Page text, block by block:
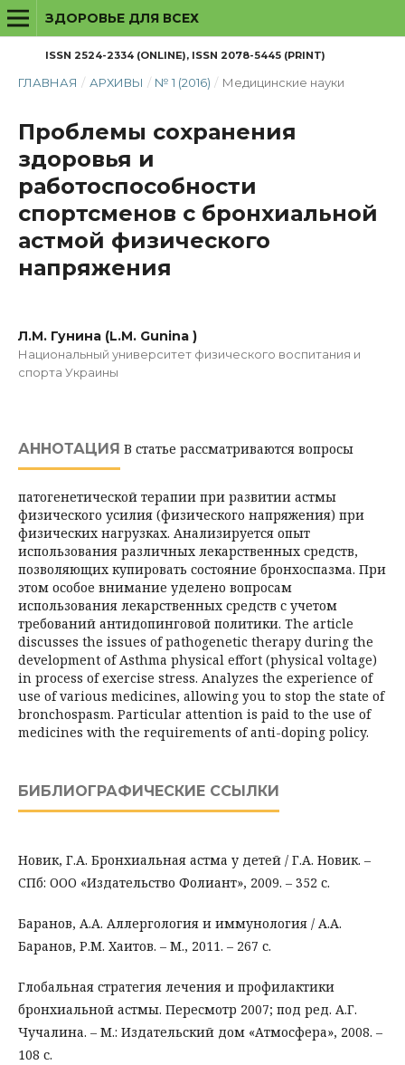
ЗДОРОВЬЕ ДЛЯ ВСЕХ
ISSN 2524-2334 (ONLINE), ISSN 2078-5445 (PRINT)
ГЛАВНАЯ / АРХИВЫ / № 1 (2016) / Медицинские науки
Проблемы сохранения
здоровья и
работоспособности
спортсменов с бронхиальной
астмой физического
напряжения
Л.М. Гунина (L.M. Gunina )
Национальный университет физического воспитания и
спорта Украины
АННОТАЦИЯ В статье рассматриваются вопросы
патогенетической терапии при развитии астмы
физического усилия (физического напряжения) при
физических нагрузках. Анализируется опыт
использования различных лекарственных средств,
позволяющих купировать состояние бронхоспазма. При
этом особое внимание уделено вопросам
использования лекарственных средств с учетом
требований антидопинговой политики. The article
discusses the issues of pathogenetic therapy during the
development of Asthma physical effort (physical voltage)
in process of exercise stress. Analyzes the experience of
use of various medicines, allowing you to stop the state of
bronchospasm. Particular attention is paid to the use of
medicines with the requirements of anti-doping policy.
БИБЛИОГРАФИЧЕСКИЕ ССЫЛКИ
Новик, Г.А. Бронхиальная астма у детей / Г.А. Новик. –
СПб: ООО «Издательство Фолиант», 2009. – 352 с.
Баранов, А.А. Аллергология и иммунология / А.А.
Баранов, Р.М. Хаитов. – М., 2011. – 267 с.
Глобальная стратегия лечения и профилактики
бронхиальной астмы. Пересмотр 2007; под ред. А.Г.
Чучалина. – М.: Издательский дом «Атмосфера», 2008. –
108 с.